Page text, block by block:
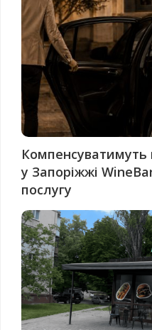
Компенсуватимуть
у Запоріжжі
послугу